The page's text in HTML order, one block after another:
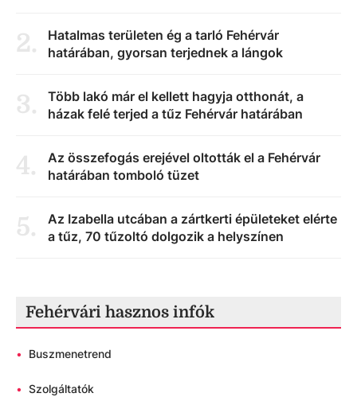
2.
Hatalmas területen ég a tarló Fehérvár
határában, gyorsan terjednek a lángok
3.
Több lakó már el kellett hagyja otthonát, a
házak felé terjed a tűz Fehérvár határában
4.
Az összefogás erejével oltották el a Fehérvár
határában tomboló tüzet
5.
Az Izabella utcában a zártkerti épületeket elérte
a tűz, 70 tűzoltó dolgozik a helyszínen
Fehérvári hasznos infók
• Buszmenetrend
• Szolgáltatók